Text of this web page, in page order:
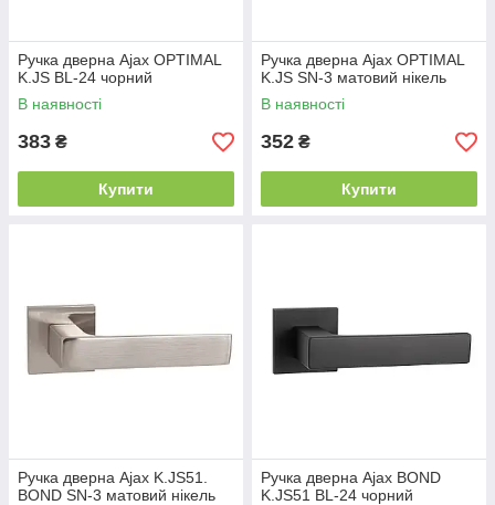
Ручка дверна Ajax OPTIMAL
K.JS BL-24 чорний
В наявності
383 ₴
Купити
Ручка дверна Ajax OPTIMAL
K.JS SN-3 матовий нікель
В наявності
352 ₴
Купити
Ручка дверна Ajax K.JS51.
BOND SN-3 матовий нікель
Ручка дверна Ajax BOND
K.JS51 BL-24 чорний